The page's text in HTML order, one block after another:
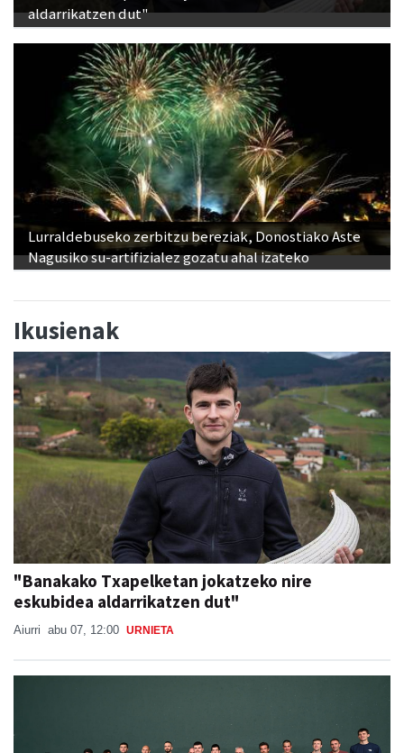
aldarrikatzen dut"
Lurraldebuseko zerbitzu bereziak, Donostiako Aste
Nagusiko su-artifizialez gozatu ahal izateko
Ikusienak
"Banakako Txapelketan jokatzeko nire
eskubidea aldarrikatzen dut"
Aiurri abu 07, 12:00 URNIETA